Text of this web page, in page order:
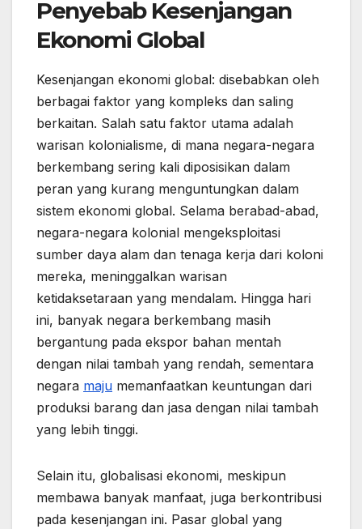
Penyebab Kesenjangan
Ekonomi Global
Kesenjangan ekonomi global: disebabkan oleh
berbagai faktor yang kompleks dan saling
berkaitan. Salah satu faktor utama adalah
warisan kolonialisme, di mana negara-negara
berkembang sering kali diposisikan dalam
peran yang kurang menguntungkan dalam
sistem ekonomi global. Selama berabad-abad,
negara-negara kolonial mengeksploitasi
sumber daya alam dan tenaga kerja dari koloni
mereka, meninggalkan warisan
ketidaksetaraan yang mendalam. Hingga hari
ini, banyak negara berkembang masih
bergantung pada ekspor bahan mentah
dengan nilai tambah yang rendah, sementara
negara maju memanfaatkan keuntungan dari
produksi barang dan jasa dengan nilai tambah
yang lebih tinggi.
Selain itu, globalisasi ekonomi, meskipun
membawa banyak manfaat, juga berkontribusi
pada kesenjangan ini. Pasar global yang